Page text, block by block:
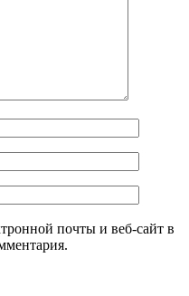
почты и веб-сайт в